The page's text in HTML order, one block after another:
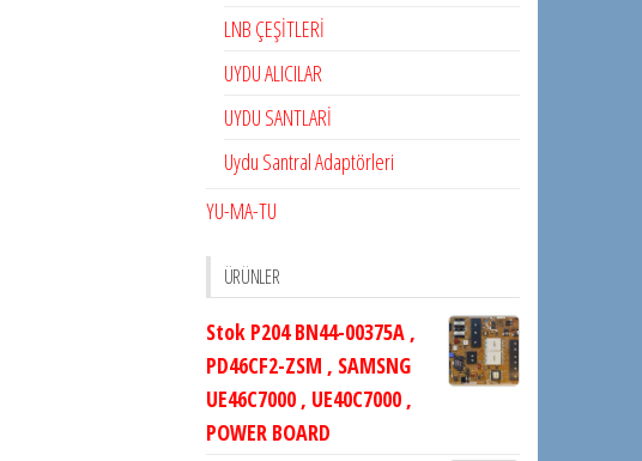
LNB ÇEŞİTLERİ
UYDU ALICILAR
UYDU SANTLARİ
Uydu Santral Adaptörleri
YU-MA-TU
ÜRÜNLER
Stok P204 BN44-00375A ,
PD46CF2-ZSM , SAMSNG
UE46C7000 , UE40C7000 ,
POWER BOARD